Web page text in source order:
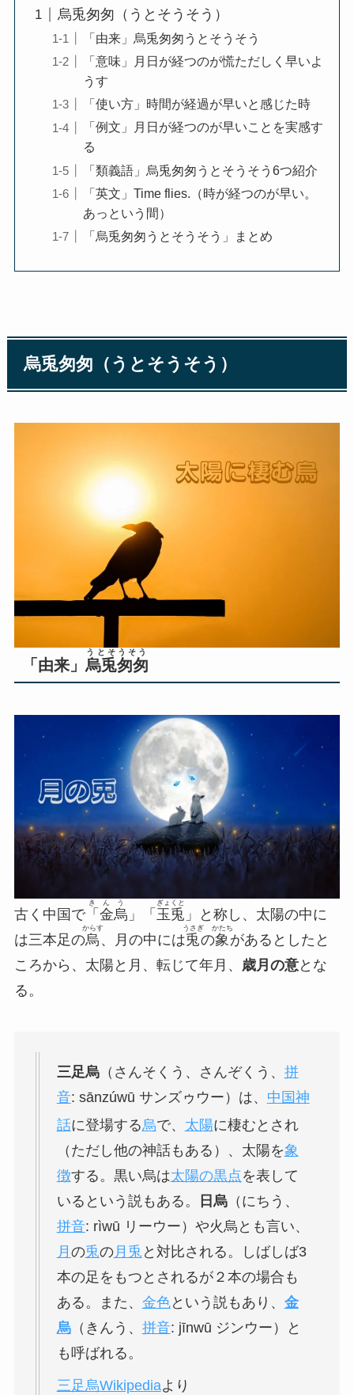
烏兎匆匆（うとそうそう）
「由来」烏兎匆匆うとそうそう
「意味」月日が経つのが慌ただしく早いよ
うす
「使い方」時間が経過が早いと感じた時
「例文」月日が経つのが早いことを実感す
る
「類義語」烏兎匆匆うとそうそう6つ紹介
「英文」Time flies.（時が経つのが早い。
あっという間）
「烏兎匆匆うとそうそう」まとめ
烏兎匆匆（うとそうそう）
「由来」 烏兎匆匆
うとそうそう
古く中国で「金烏
きんう
」「 玉兎
ぎょくと
」と称し、太陽の中に
は三本足の烏
からす
、月の中には兎
うさぎ
の象
かたち
があるとしたと
ころから、太陽と月、転じて年月、 歳月の意とな
る。
三足烏（さんそくう、さんぞくう、 拼
音: sānzúwū サンズゥウー）は、 中国神
話に登場する烏で、 太陽に棲むとされ
（ただし他の神話もある）、太陽を象
徴する。黒い烏は太陽の黒点 を表して
いるという説もある。
日烏（にちう、
拼音: rìwū リーウー）や火烏とも言い、
月 の兎の月兎 と対比される。しばしば3
本の足をもつとされるが２本の場合も
ある。また、 金色という説もあり、 金
烏（きんう、 拼音: jīnwū ジンウー）と
も呼ばれる。
三足烏Wikipediaより